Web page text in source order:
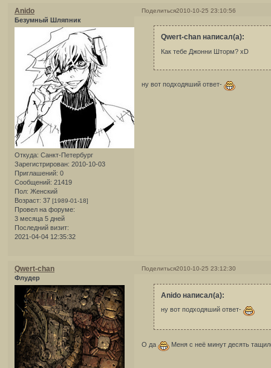
Поделиться2010-10-25 23:10:56
Anido
Безумный Шляпник
Откуда: Санкт-Петербург
Зарегистрирован: 2010-10-03
Приглашений: 0
Сообщений: 21419
Пол: Женский
Возраст: 37 [1989-01-18]
Провел на форуме:
3 месяца 5 дней
Последний визит:
2021-04-04 12:35:32
Qwert-chan написал(а):
Как тебе Джонни Шторм? xD
ну вот подходяший ответ-
Поделиться2010-10-25 23:12:30
Qwert-chan
Флудер
Anido написал(а):
ну вот подходяший ответ-
О да Меня с неё минут десять